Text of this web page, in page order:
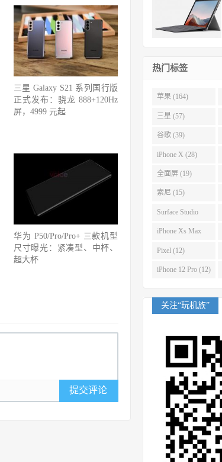
三星 Galaxy S21 系列国行版
正式发布：骁龙 888+120Hz
屏，4999 元起
华为 P50/Pro/Pro+ 三款机型
尺寸曝光：紧凑型、中杯、
超大杯
提交评论
热门标签
苹果 (164)
三星 (57)
谷歌 (39)
iPhone X (28)
全面屏 (19)
索尼 (15)
Surface Studio
(14)
iPhone Xs Max
(14)
Pixel (12)
iPhone 12 Pro (12)
关注“玩机族”